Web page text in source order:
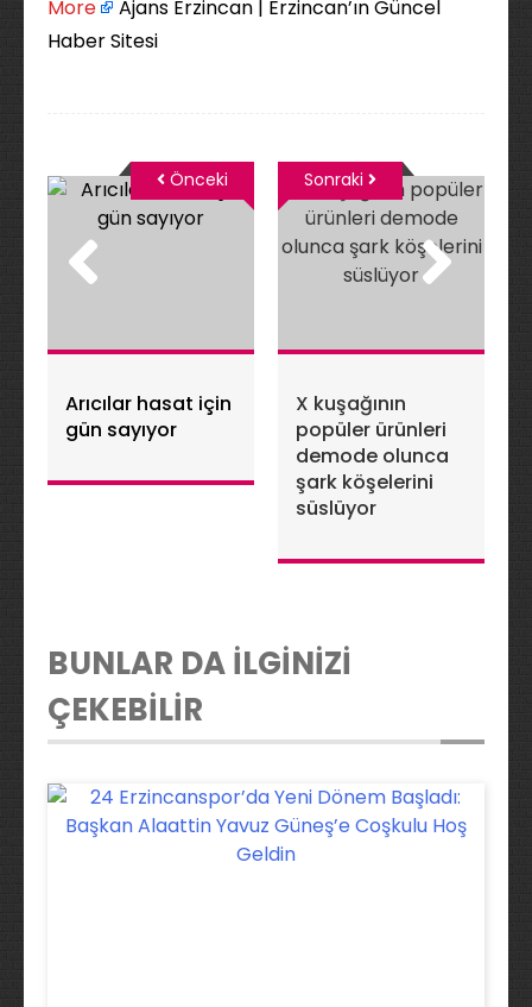
More
Ajans Erzincan | Erzincan’ın Güncel
Haber Sitesi
Arıcılar hasat için
gün sayıyor
Önceki
X kuşağının
popüler ürünleri
demode olunca
şark köşelerini
süslüyor
Sonraki
BUNLAR DA İLGİNİZİ
ÇEKEBİLİR